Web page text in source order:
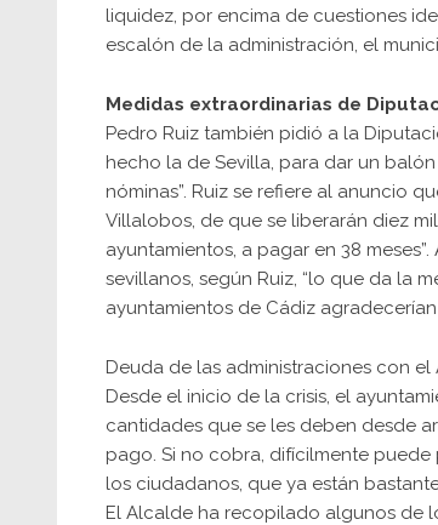
liquidez, por encima de cuestiones
escalón de la administración, el
Medidas extraordinarias de
Pedro Ruiz también pidió a la
hecho la de Sevilla, para dar un
nóminas”. Ruiz se refiere al anuncio
Villalobos, de que se liberarán diez
ayuntamientos, a pagar en 38
sevillanos, según Ruiz, “lo que da la
ayuntamientos de Cádiz
Deuda de las administraciones con el
Desde el inicio de la crisis, el
cantidades que se les deben desde
pago. Si no cobra, difícilmente
los ciudadanos, que ya están
El Alcalde ha recopilado algunos de